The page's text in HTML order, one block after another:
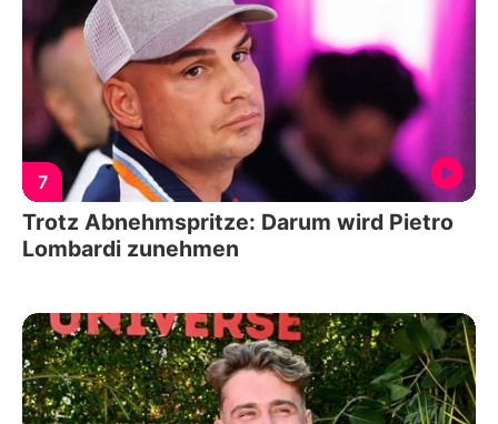
7
Trotz Abnehmspritze: Darum wird Pietro
Lombardi zunehmen